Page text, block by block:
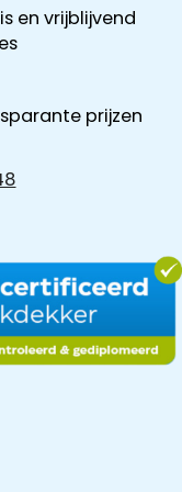
en vrijblijvend
prijzen